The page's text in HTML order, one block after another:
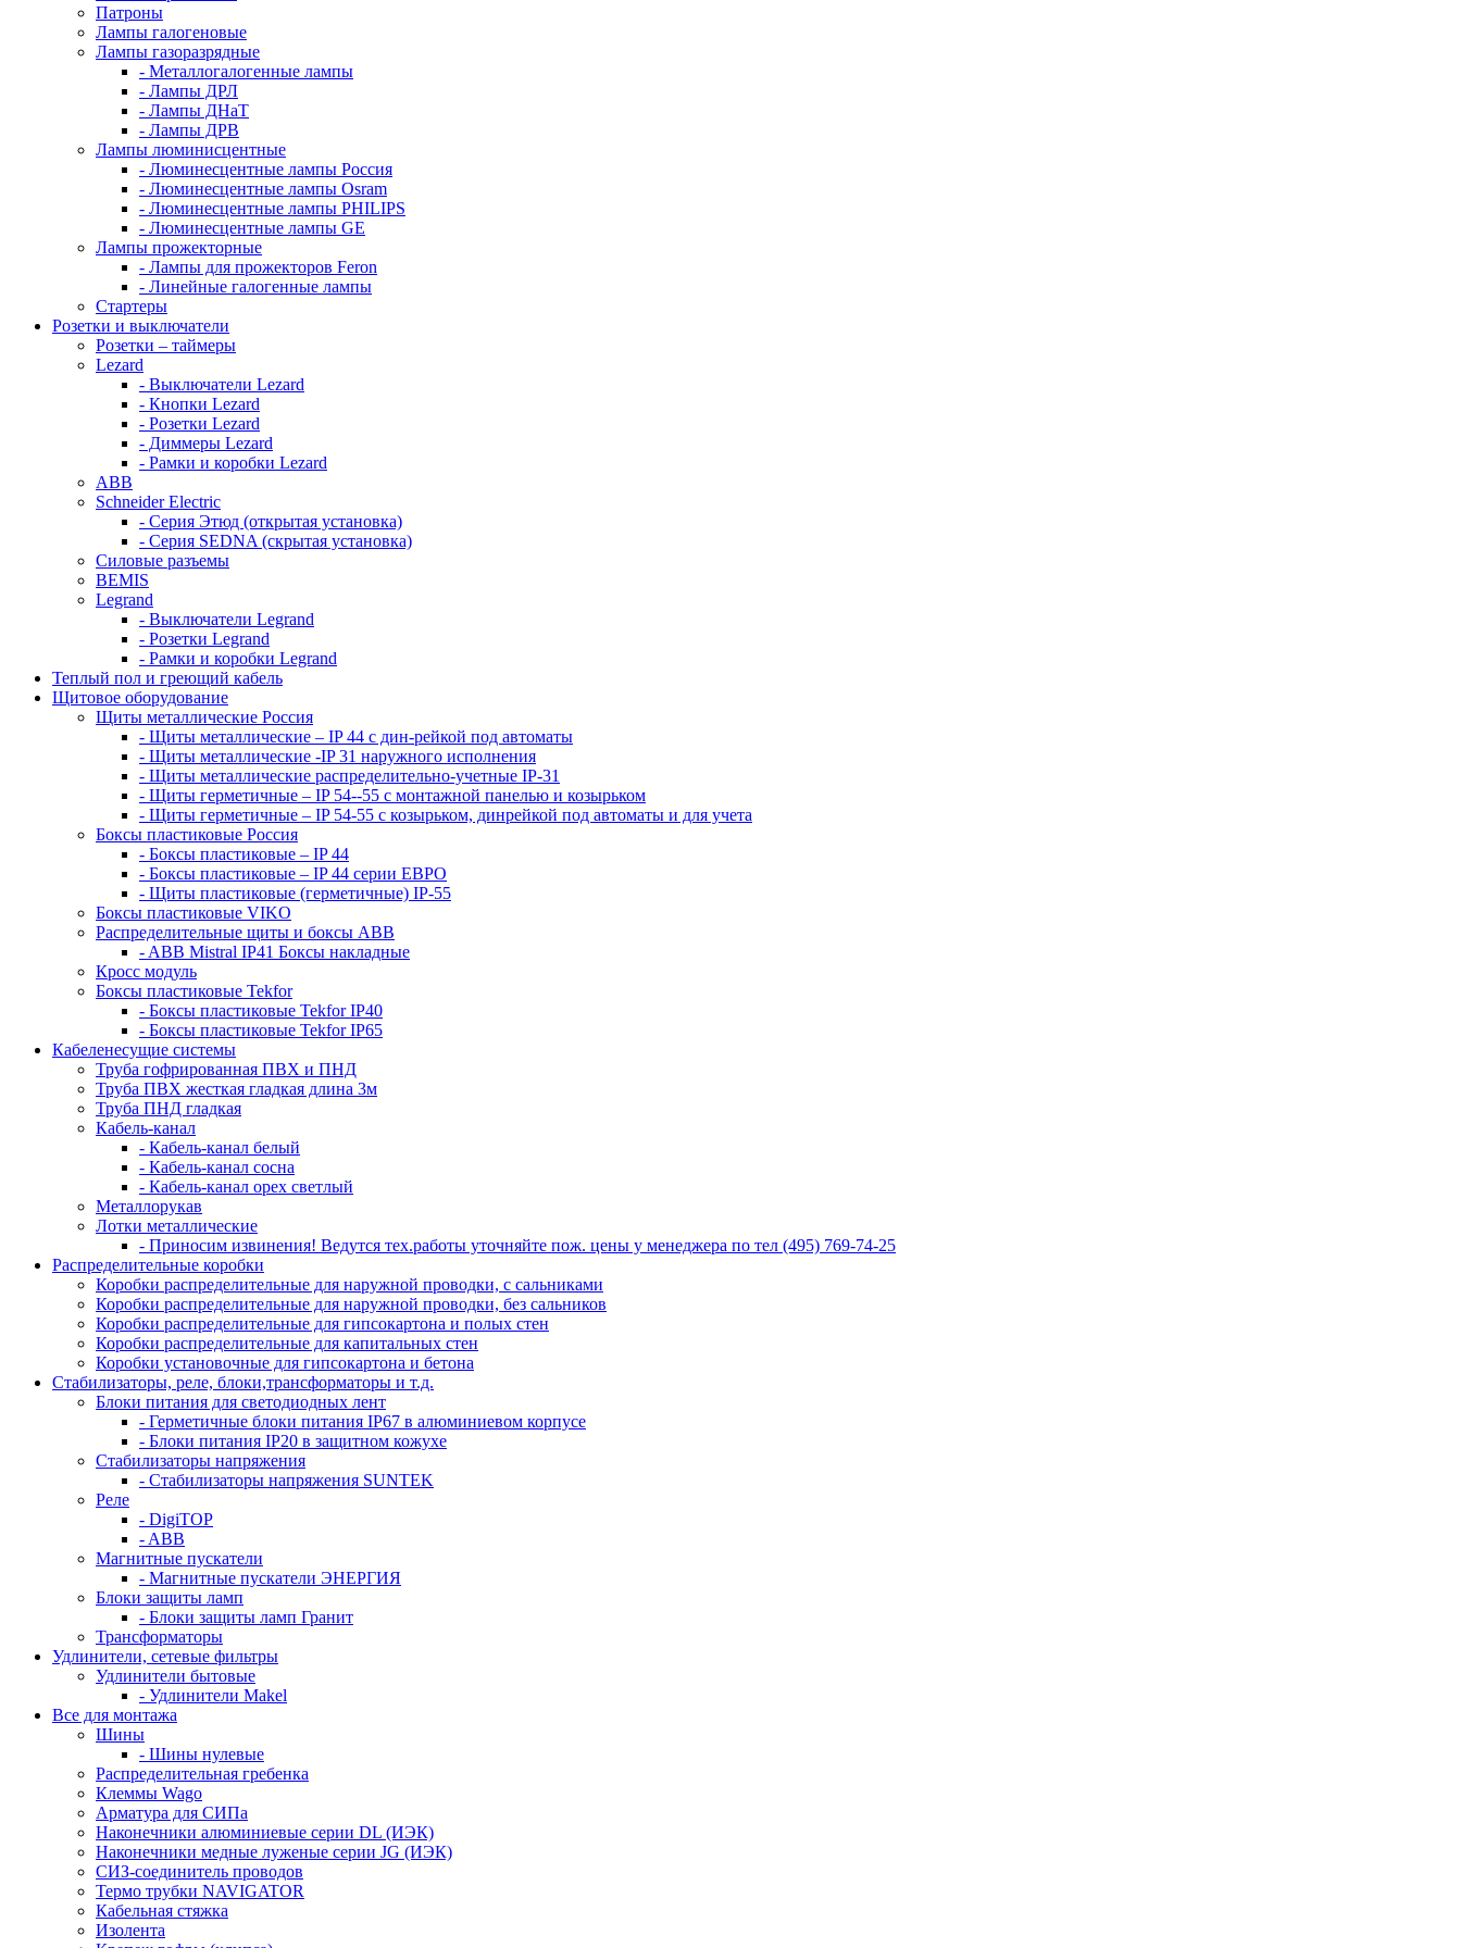
Патроны
Лампы галогеновые
Лампы газоразрядные
- Металлогалогенные лампы
- Лампы ДРЛ
- Лампы ДНаТ
- Лампы ДРВ
Лампы люминисцентные
- Люминесцентные лампы Россия
- Люминесцентные лампы Osram
- Люминесцентные лампы PHILIPS
- Люминесцентные лампы GE
Лампы прожекторные
- Лампы для прожекторов Feron
- Линейные галогенные лампы
Стартеры
Розетки и выключатели
Розетки – таймеры
Lezard
- Выключатели Lezard
- Кнопки Lezard
- Розетки Lezard
- Диммеры Lezard
- Рамки и коробки Lezard
ABB
Schneider Electric
- Серия Этюд (открытая установка)
- Серия SEDNA (скрытая установка)
Силовые разъемы
BEMIS
Legrand
- Выключатели Legrand
- Розетки Legrand
- Рамки и коробки Legrand
Теплый пол и греющий кабель
Щитовое оборудование
Щиты металлические Россия
- Щиты металлические – IP 44 с дин-рейкой под автоматы
- Щиты металлические -IP 31 наружного исполнения
- Щиты металлические распределительно-учетные IP-31
- Щиты герметичные – IP 54--55 с монтажной панелью и козырьком
- Щиты герметичные – IP 54-55 с козырьком, динрейкой под автоматы и для учета
Боксы пластиковые Россия
- Боксы пластиковые – IP 44
- Боксы пластиковые – IP 44 серии ЕВРО
- Щиты пластиковые (герметичные) IP-55
Боксы пластиковые VIKO
Распределительные щиты и боксы АВВ
- ABB Mistral IP41 Боксы накладные
Кросс модуль
Боксы пластиковые Tekfor
- Боксы пластиковые Tekfor IP40
- Боксы пластиковые Tekfor IP65
Кабеленесущие системы
Труба гофрированная ПВХ и ПНД
Труба ПВХ жесткая гладкая длина 3м
Труба ПНД гладкая
Кабель-канал
- Кабель-канал белый
- Кабель-канал сосна
- Кабель-канал орех светлый
Металлорукав
Лотки металлические
- Приносим извинения! Ведутся тех.работы уточняйте пож. цены у менеджера по тел (495) 769-74-25
Распределительные коробки
Коробки распределительные для наружной проводки, с сальниками
Коробки распределительные для наружной проводки, без сальников
Коробки распределительные для гипсокартона и полых стен
Коробки распределительные для капитальных стен
Коробки установочные для гипсокартона и бетона
Стабилизаторы, реле, блоки,трансформаторы и т.д.
Блоки питания для светодиодных лент
- Герметичные блоки питания IP67 в алюминиевом корпусе
- Блоки питания IP20 в защитном кожухе
Стабилизаторы напряжения
- Стабилизаторы напряжения SUNTEK
Реле
- DigiTOP
- ABB
Магнитные пускатели
- Магнитные пускатели ЭНЕРГИЯ
Блоки защиты ламп
- Блоки защиты ламп Гранит
Трансформаторы
Удлинители, сетевые фильтры
Удлинители бытовые
- Удлинители Makel
Все для монтажа
Шины
- Шины нулевые
Распределительная гребенка
Клеммы Wago
Арматура для СИПа
Наконечники алюминиевые серии DL (ИЭК)
Наконечники медные луженые серии JG (ИЭК)
СИЗ-соединитель проводов
Термо трубки NAVIGATOR
Кабельная стяжка
Изолента